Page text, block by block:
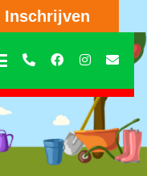
Inschrijven